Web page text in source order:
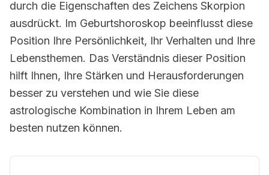
durch die Eigenschaften des Zeichens Skorpion
ausdrückt. Im Geburtshoroskop beeinflusst diese
Position Ihre Persönlichkeit, Ihr Verhalten und Ihre
Lebensthemen. Das Verständnis dieser Position
hilft Ihnen, Ihre Stärken und Herausforderungen
besser zu verstehen und wie Sie diese
astrologische Kombination in Ihrem Leben am
besten nutzen können.